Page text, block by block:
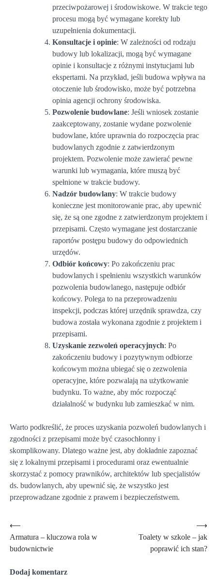
przeciwpożarowej i środowiskowe. W trakcie tego
procesu mogą być wymagane korekty lub
uzupełnienia dokumentacji.
Konsultacje i opinie: W zależności od rodzaju
budowy lub lokalizacji, mogą być wymagane
opinie i konsultacje z różnymi instytucjami lub
ekspertami. Na przykład, jeśli budowa wpływa na
otoczenie lub środowisko, może być potrzebna
opinia agencji ochrony środowiska.
Pozwolenie budowlane: Jeśli wniosek zostanie
zaakceptowany, zostanie wydane pozwolenie
budowlane, które uprawnia do rozpoczęcia prac
budowlanych zgodnie z zatwierdzonym
projektem. Pozwolenie może zawierać pewne
warunki lub wymagania, które muszą być
spełnione w trakcie budowy.
Nadzór budowlany: W trakcie budowy
konieczne jest monitorowanie prac, aby upewnić
się, że są one zgodne z zatwierdzonym projektem i
przepisami. Często wymagane jest dostarczanie
raportów postępu budowy do odpowiednich
urzędów.
Odbiór końcowy: Po zakończeniu prac
budowlanych i spełnieniu wszystkich warunków
pozwolenia budowlanego, następuje odbiór
końcowy. Polega to na przeprowadzeniu
inspekcji, podczas której urzędnik sprawdza, czy
budowa została wykonana zgodnie z projektem i
przepisami.
Uzyskanie zezwoleń operacyjnych: Po
zakończeniu budowy i pozytywnym odbiorze
końcowym można ubiegać się o zezwolenia
operacyjne, które pozwalają na użytkowanie
budynku. To ważne, aby móc rozpocząć
działalność w budynku lub zamieszkać w nim.
Warto podkreślić, że proces uzyskania pozwoleń budowlanych i
zgodności z przepisami może być czasochłonny i
skomplikowany. Dlatego ważne jest, aby dokładnie zapoznać
się z lokalnymi przepisami i procedurami oraz ewentualnie
skorzystać z pomocy prawników, architektów lub specjalistów
ds. budowlanych, aby upewnić się, że wszystko jest
przeprowadzane zgodnie z prawem i bezpieczeństwem.
Nawigacja
wpisu
⟵
Armatura – kluczowa rola w
budownictwie
Toalety w szkole – jak
poprawić ich stan?
⟶
Dodaj komentarz